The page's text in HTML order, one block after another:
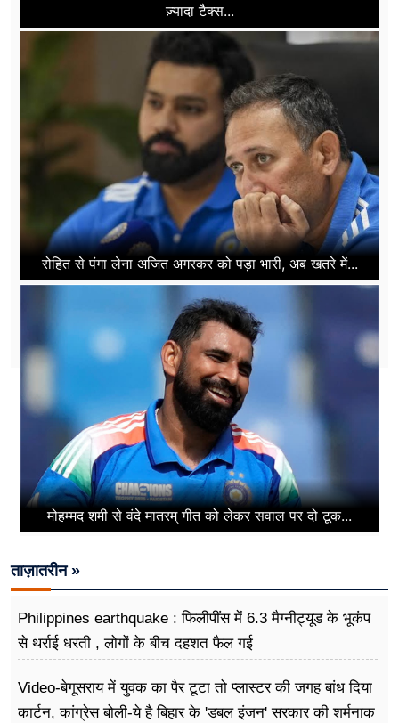
ज़्यादा टैक्स...
रोहित से पंगा लेना अजित अगरकर को पड़ा भारी, अब खतरे में...
मोहम्मद शमी से वंदे मातरम् गीत को लेकर सवाल पर दो टूक...
ताज़ातरीन »
Philippines earthquake : फिलीपींस में 6.3 मैग्नीट्यूड के भूकंप
से थर्राई धरती , लोगों के बीच दहशत फैल गई
Video-बेगूसराय में युवक का पैर टूटा तो प्लास्टर की जगह बांध दिया
कार्टन, कांग्रेस बोली-ये है बिहार के 'डबल इंजन' सरकार की शर्मनाक